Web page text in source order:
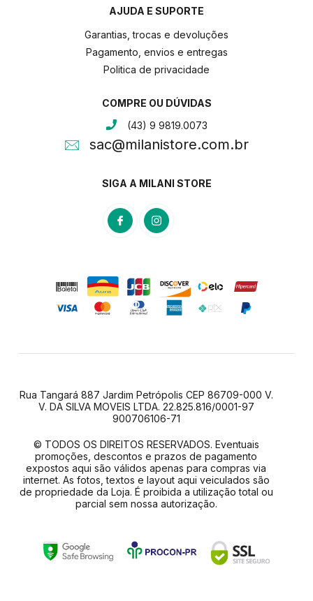
AJUDA E SUPORTE
Garantias, trocas e devoluções
Pagamento, envios e entregas
Politica de privacidade
COMPRE OU DÚVIDAS
(43) 9 9819.0073
sac@milanistore.com.br
SIGA A MILANI STORE
Rua Tangará 887 Jardim Petrópolis CEP 86709-000 V.
V. DA SILVA MOVEIS LTDA. 22.825.816/0001-97
900706106-71
© TODOS OS DIREITOS RESERVADOS. Eventuais
promoções, descontos e prazos de pagamento
expostos aqui são válidos apenas para compras via
internet. As fotos, textos e layout aqui veiculados são
de propriedade da Loja. É proibida a utilização total ou
parcial sem nossa autorização.